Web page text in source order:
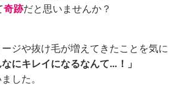
奇跡だと思いませんか？
ジや抜け毛が増えてきたことを気に
なにキレイになるなんて…！」
した。